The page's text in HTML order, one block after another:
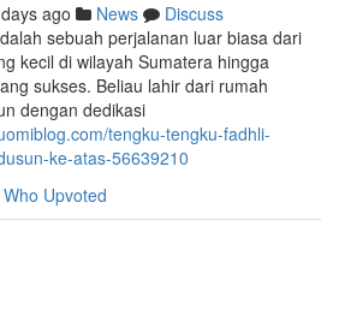
ago News
Discuss
sebuah perjalanan luar biasa dari
kecil di wilayah Sumatera hingga
sukses. Beliau lahir dari rumah
dengan dedikasi
tengku-tengku-fadhli-
ke-atas-56639210
Who Upvoted